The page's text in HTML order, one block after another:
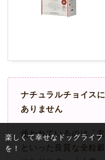
ナチュラルチョイス
ありません
使われているのは「
といった良質な全粒
楽しくて幸せなドッグライフ
を！